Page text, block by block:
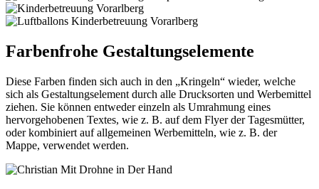
Farbenfrohe Gestaltungselemente
Diese Farben finden sich auch in den „Kringeln“ wieder, welche
sich als Gestaltungselement durch alle Drucksorten und Werbemittel
ziehen. Sie können entweder einzeln als Umrahmung eines
hervorgehobenen Textes, wie z. B. auf dem Flyer der Tagesmütter,
oder kombiniert auf allgemeinen Werbemitteln, wie z. B. der
Mappe, verwendet werden.